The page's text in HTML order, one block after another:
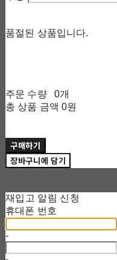
품절된 상품입니다.
주문 수량
0개
총 상품 금액 0원
구매하기
장바구니에 담기
재입고 알림 신청
휴대폰 번호
-